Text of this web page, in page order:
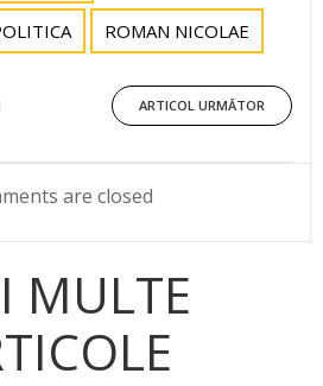
ROMAN NICOLAE
Post
navigation
ARTICOL URMĂTOR
are closed
MULTE